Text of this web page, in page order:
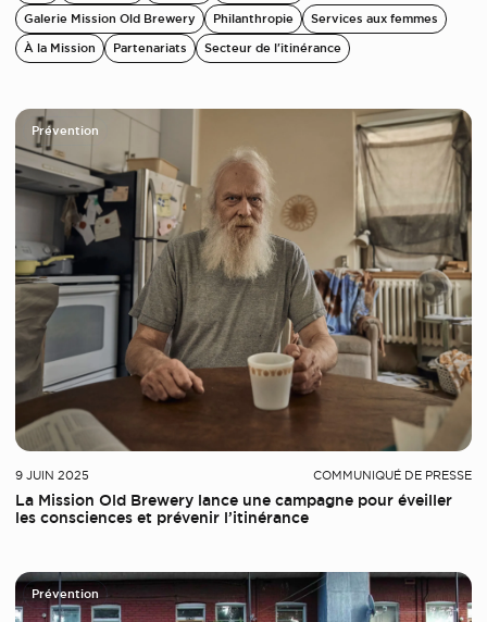
Galerie Mission Old Brewery
Philanthropie
Services aux femmes
À la Mission
Partenariats Secteur de l'itinérance
Prévention
9 JUIN 2025 COMMUNIQUÉ DE PRESSE
La Mission Old Brewery lance une campagne pour éveiller
les consciences et prévenir l’itinérance
Prévention